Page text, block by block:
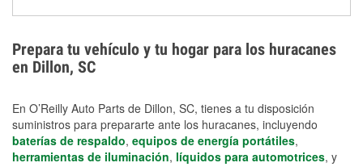
los daños por inundación. Evitar el agua estancada y
preparar opciones de carga de respaldo son
medidas de protección más efectivas.
Prepara tu vehículo y tu hogar para los huracanes
en Dillon, SC
En O’Reilly Auto Parts de Dillon, SC, tienes a tu disposición
suministros para prepararte ante los huracanes, incluyendo
baterías de respaldo, equipos de energía portátiles,
herramientas de iluminación, líquidos para automotrices, y